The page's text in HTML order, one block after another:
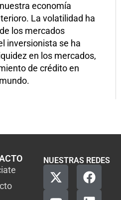
economía
La volatilidad ha
los mercados
inversionista se ha
en los mercados,
de crédito en
NUESTRAS REDES